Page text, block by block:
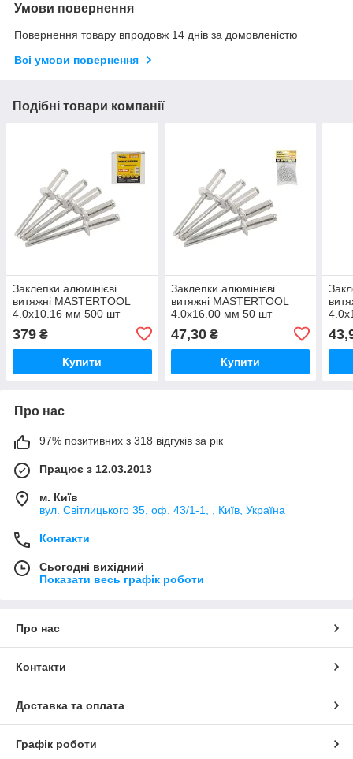
Умови повернення
Повернення товару впродовж 14 днів за домовленістю
Всі умови повернення
Подібні товари компанії
Заклепки алюмінієві
витяжні MASTERTOOL
4.0х10.16 мм 500 шт
379 ₴
Купити
Заклепки алюмінієві
витяжні MASTERTOOL
4.0х16.00 мм 50 шт
47,30₴
Купити
Про нас
97% позитивних з 318 відгуків за рік
Працює з 12.03.2013
м. Київ
вул. Світлицького 35, оф. 43/1-1, , Київ, Україна
Контакти
Сьогодні вихідний
Показати весь графік роботи
Про нас
Контакти
Доставка та оплата
Графік роботи